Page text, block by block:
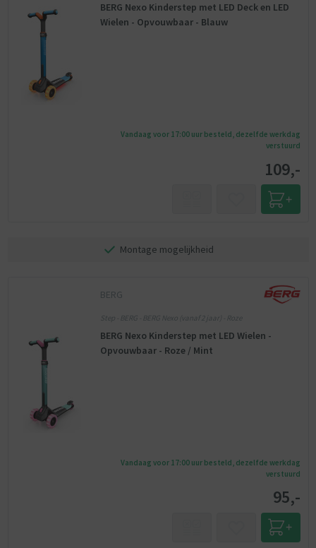
BERG Nexo Kinderstep met LED Deck en LED
Wielen - Opvouwbaar - Blauw
Vandaag voor 17:00 uur besteld, dezelfde werkdag
verstuurd
109,-
Montage mogelijkheid
BERG
Step - BERG - BERG Nexo (vanaf 2 jaar) - Roze
BERG Nexo Kinderstep met LED Wielen -
Opvouwbaar - Roze / Mint
Vandaag voor 17:00 uur besteld, dezelfde werkdag
verstuurd
95,-